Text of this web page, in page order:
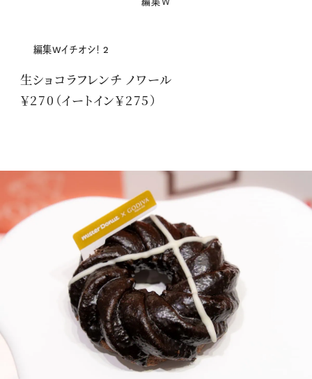
編集Wイチオシ！ 2
生ショコラフレンチ ノワール
￥270（イートイン￥275）